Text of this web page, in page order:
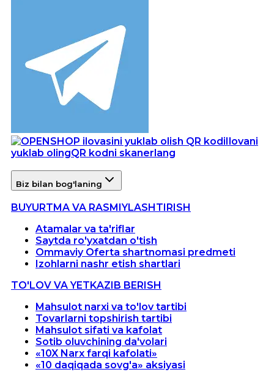
Ilovani
yuklab olingQR kodni skanerlang
Biz bilan bog'laning
BUYURTMA VA RASMIYLASHTIRISH
Atamalar va ta'riflar
Saytda ro'yxatdan o'tish
Ommaviy Oferta shartnomasi predmeti
Izohlarni nashr etish shartlari
TO'LOV VA YETKAZIB BERISH
Mahsulot narxi va to'lov tartibi
Tovarlarni topshirish tartibi
Mahsulot sifati va kafolat
Sotib oluvchining da'volari
«10X Narx farqi kafolati»
«10 daqiqada sovg'a» aksiyasi